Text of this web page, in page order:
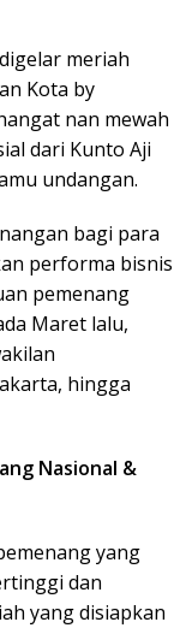
meriah
Kota by
nan mewah
dari Kunto Aji
undangan.
bagi para
performa bisnis
pemenang
Maret lalu,
hingga
Nasional &
yang
dan
yang disiapkan